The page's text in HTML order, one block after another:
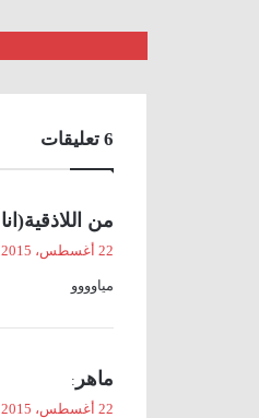
‫6 تعليقات
ل
من
22 أغسطس، 2015 الساعة
میاوووو
ماهر :
22 أغسطس، 2015 الساعة